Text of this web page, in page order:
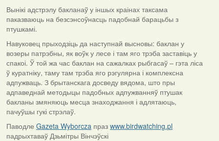
Вынікі адстрэлу бакланаў у іншых краінах таксама
паказваюць на безсэнсоўнасць падобнай барацьбы з
птушкамі.
Навуковец прыходзіць да наступнай высновы: баклан у
возеры патрэбны, як воўк у лесе і там яго трэба заставіць у
спакоі. Ў той жа час баклан на сажалках рыбгасаў – гэта ліса
ў куратніку, таму там трэба яго рэгулярна і комплексна
адпужваць. З брытанскага досведу вядома, што пры
адпаведнай методыцы падобных адпужванняў птушак
бакланы змяняюць месца знаходжання і адлятаюць,
пачуўшы гукі стрэлаў.
Паводле Gazeta Wyborczaпраз www.birdwatching.pl
падрыхтаваў Дзьмітры Вінчэўскі